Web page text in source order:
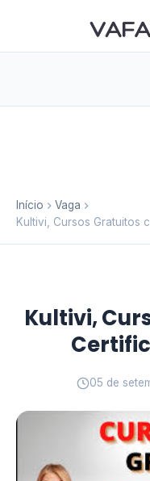
Início
Vaga
Kultivi, Cursos Gratuitos
Kultivi,
05 de